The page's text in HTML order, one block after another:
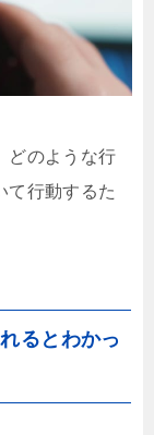
どのような行
て行動するた
るとわかっ